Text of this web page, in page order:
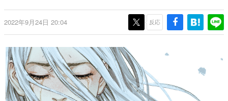
ゲーム世代の作家たち
ゲームに多大な影響を受けた作家さんに取材し、ゲームが
画です。
日本モバイルゲーム産業史
日本のモバイルゲーム史における主要なトピック・タイト
ルを網羅するほか、開発者へのインタビューや識者による
解説を掲載。約20年の歴史が一望できる決定版！
2022年9月24日 20:04 反応